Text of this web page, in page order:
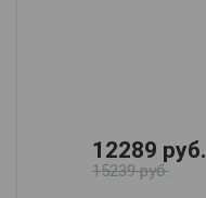
12289 руб.
15239 руб.